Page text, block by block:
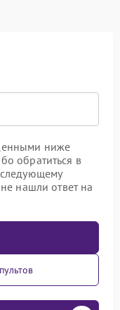
ниже
обратиться в
нашли ответ на